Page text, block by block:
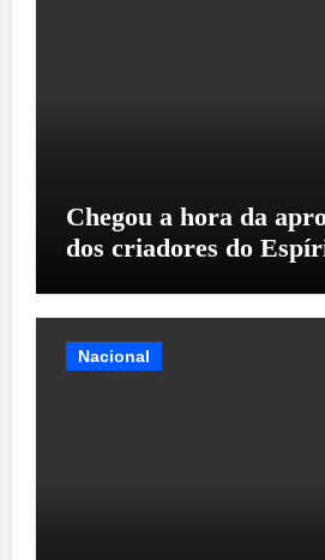
Chegou a hora da
dos criadores do
Nacional